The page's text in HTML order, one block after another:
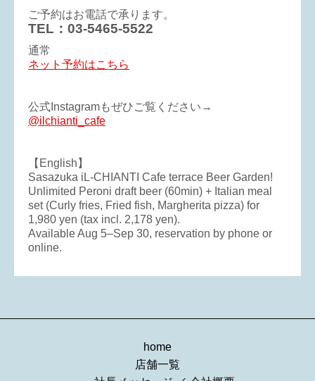
ご予約はお電話で承ります。
TEL：03-5465-5522
通常
ネット予約はこちら
公式Instagramもぜひご覧ください→
@ilchianti_cafe
【English】
Sasazuka iL-CHIANTI Cafe terrace Beer Garden!
Unlimited Peroni draft beer (60min) + Italian meal
set (Curly fries, Fried fish, Margherita pizza) for
1,980 yen (tax incl. 2,178 yen).
Available Aug 5–Sep 30, reservation by phone or
online.
home
店舗一覧